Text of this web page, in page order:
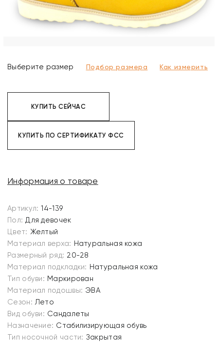
Выберите размер Подбор размера Как измерить
КУПИТЬ СЕЙЧАС
КУПИТЬ ПО СЕРТИФИКАТУ ФСС
Информация о товаре
Артикул: 14-139
Пол: Для девочек
Цвет: Желтый
Материал верха: Натуральная кожа
Размерный ряд: 20-28
Материал подкладки: Натуральная кожа
Тип обуви: Маркирован
Материал подошвы: ЭВА
Сезон: Лето
Вид обуви: Сандалеты
Назначение: Стабилизирующая обувь
Тип носочной части: Закрытая